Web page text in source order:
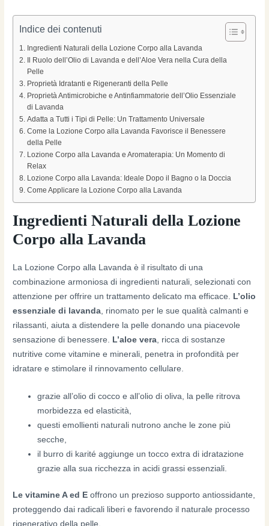
Indice dei contenuti
Ingredienti Naturali della Lozione Corpo alla Lavanda
Il Ruolo dell’Olio di Lavanda e dell’Aloe Vera nella Cura della
Pelle
Proprietà Idratanti e Rigeneranti della Pelle
Proprietà Antimicrobiche e Antinfiammatorie dell’Olio Essenziale
di Lavanda
Adatta a Tutti i Tipi di Pelle: Un Trattamento Universale
Come la Lozione Corpo alla Lavanda Favorisce il Benessere
della Pelle
Lozione Corpo alla Lavanda e Aromaterapia: Un Momento di
Relax
Lozione Corpo alla Lavanda: Ideale Dopo il Bagno o la Doccia
Come Applicare la Lozione Corpo alla Lavanda
Ingredienti Naturali della Lozione
Corpo alla Lavanda
La Lozione Corpo alla Lavanda è il risultato di una
combinazione armoniosa di ingredienti naturali, selezionati con
attenzione per offrire un trattamento delicato ma efficace.
L’olio
essenziale di lavanda , rinomato per le sue qualità calmanti e
rilassanti, aiuta a distendere la pelle donando una piacevole
sensazione di benessere.
L’aloe vera , ricca di sostanze
nutritive come vitamine e minerali, penetra in profondità per
idratare e stimolare il rinnovamento cellulare.
grazie all’olio di cocco e all’olio di oliva, la pelle ritrova
morbidezza ed elasticità,
questi emollienti naturali nutrono anche le zone più
secche,
il burro di karité aggiunge un tocco extra di idratazione
grazie alla sua ricchezza in acidi grassi essenziali.
Le vitamine A ed E offrono un prezioso supporto antiossidante,
proteggendo dai radicali liberi e favorendo il naturale processo
rigenerativo della pelle.